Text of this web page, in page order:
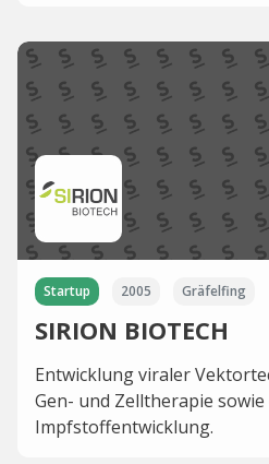
Startup 2005 Gräfelfing
SIRION BIOTECH
Entwicklung viraler
Gen- und Zelltherapie sowie
Impfstoffentwicklung.